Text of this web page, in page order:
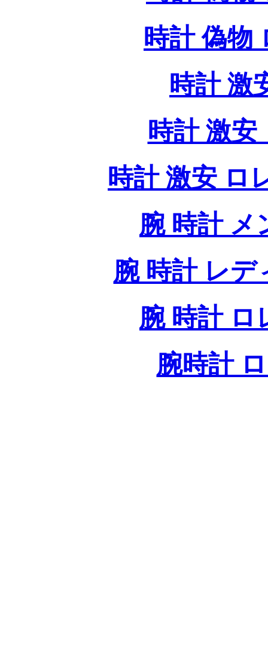
時計 偽物
時計 激
時計 激安
時計 激安 ロ
腕 時計 メ
腕 時計 レデ
腕 時計 ロ
腕時計